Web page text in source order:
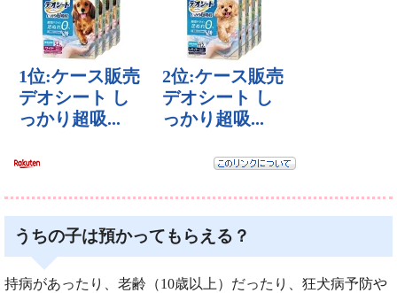
うちの子は預かってもらえる？
持病があったり、老齢（10歳以上）だったり、狂犬病予防や